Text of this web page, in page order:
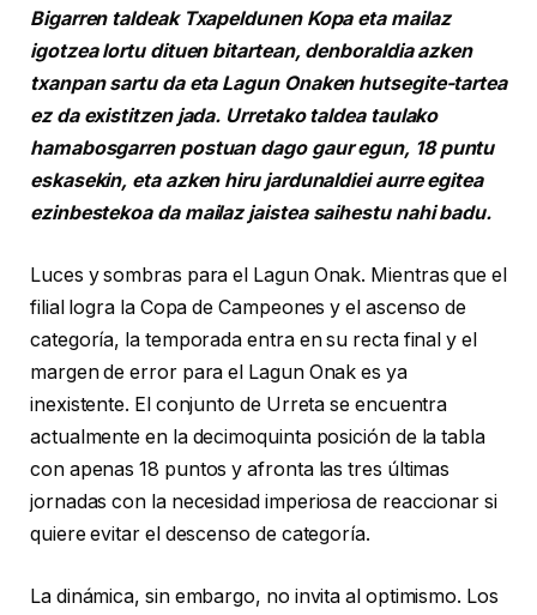
Bigarren taldeak Txapeldunen Kopa eta mailaz
igotzea lortu dituen bitartean, denboraldia azken
txanpan sartu da eta Lagun Onaken hutsegite-tartea
ez da existitzen jada. Urretako taldea taulako
hamabosgarren postuan dago gaur egun, 18 puntu
eskasekin, eta azken hiru jardunaldiei aurre egitea
ezinbestekoa da mailaz jaistea saihestu nahi badu.
Luces y sombras para el Lagun Onak. Mientras que el
filial logra la Copa de Campeones y el ascenso de
categoría, la temporada entra en su recta final y el
margen de error para el Lagun Onak es ya
inexistente. El conjunto de Urreta se encuentra
actualmente en la decimoquinta posición de la tabla
con apenas 18 puntos y afronta las tres últimas
jornadas con la necesidad imperiosa de reaccionar si
quiere evitar el descenso de categoría.
La dinámica, sin embargo, no invita al optimismo. Los